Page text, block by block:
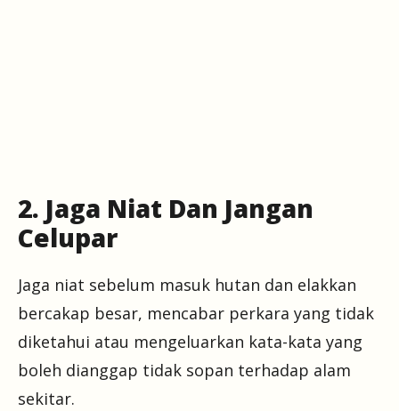
2. Jaga Niat Dan Jangan
Celupar
Jaga niat sebelum masuk hutan dan elakkan
bercakap besar, mencabar perkara yang tidak
diketahui atau mengeluarkan kata-kata yang
boleh dianggap tidak sopan terhadap alam
sekitar.